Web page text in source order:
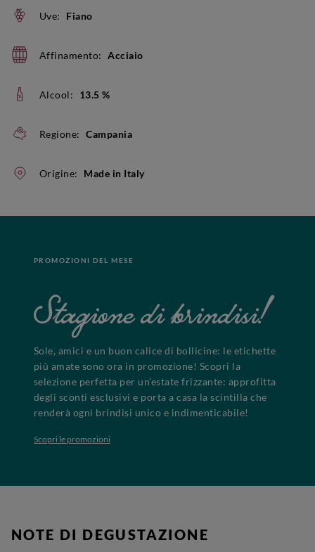
Uve: Fiano
Affinamento: Acciaio
Alcool: 13.5 %
Regione: Campania
Origine: Made in Italy
PROMOZIONI DEL MESE
Stagione di brindisi!
Sole, amici e un buon calice di bollicine: le etichette
più amate sono ora in promozione! Scopri la
selezione perfetta per un’estate frizzante: approfitta
degli sconti esclusivi e porta a casa la scintilla che
renderà ogni brindisi unico e indimenticabile!
Scopri le promozioni
NOTE DI DEGUSTAZIONE